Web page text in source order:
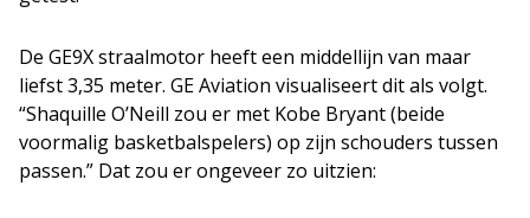
De GE9X straalmotor heeft een middellijn van maar
liefst 3,35 meter. GE Aviation visualiseert dit als volgt.
“Shaquille O’Neill zou er met Kobe Bryant (beide
voormalig basketbalspelers) op zijn schouders tussen
passen.” Dat zou er ongeveer zo uitzien: